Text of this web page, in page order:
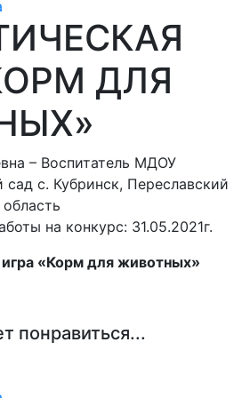
ДЛЯ
– Воспитатель МДОУ
сад с. Кубринск, Переславский
на конкурс: 31.05.2021г.
«Корм для животных»
понравиться...